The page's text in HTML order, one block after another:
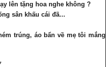
lên tặng hoa nghe không ?
sân khấu cái đã...
trúng, áo bẩn về mẹ tôi mắng